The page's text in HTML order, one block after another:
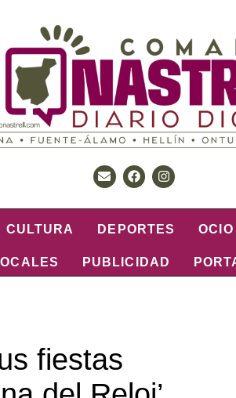
CULTURA DEPORTES OCIO
PUBLICIDAD
fiestas